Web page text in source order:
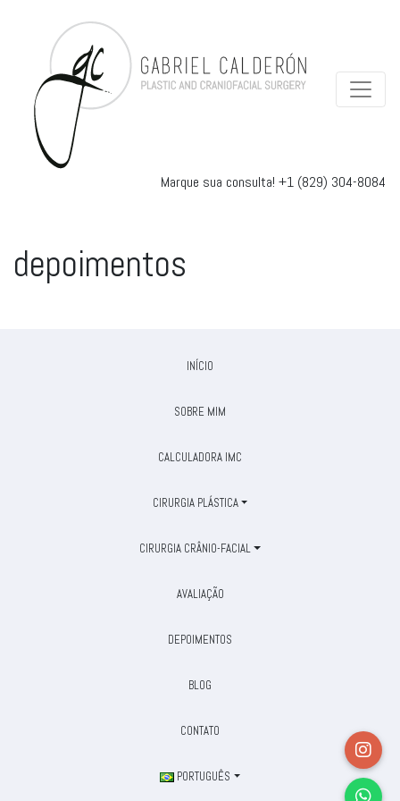
Marque sua consulta! +1 (829) 304-8084
depoimentos
INÍCIO
SOBRE MIM
CALCULADORA IMC
CIRURGIA PLÁSTICA
CIRURGIA CRÂNIO-FACIAL
AVALIAÇÃO
DEPOIMENTOS
BLOG
CONTATO
PORTUGUÊS